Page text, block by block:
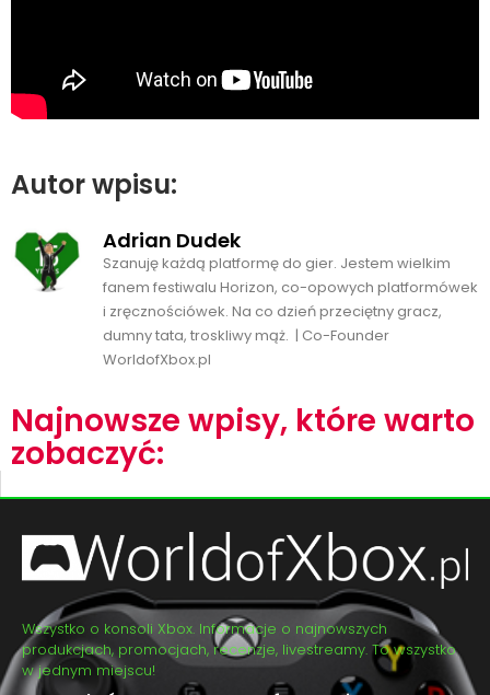
Autor wpisu:
Adrian Dudek
Szanuję każdą platformę do gier. Jestem wielkim
fanem festiwalu Horizon, co-opowych platformówek
i zręcznościówek. Na co dzień przeciętny gracz,
dumny tata, troskliwy mąż. | Co-Founder
WorldofXbox.pl
Najnowsze wpisy, które warto
zobaczyć:
Wszystko o konsoli Xbox. Informacje o najnowszych
produkcjach, promocjach, recenzje, livestreamy. To wszystko
w jednym miejscu!